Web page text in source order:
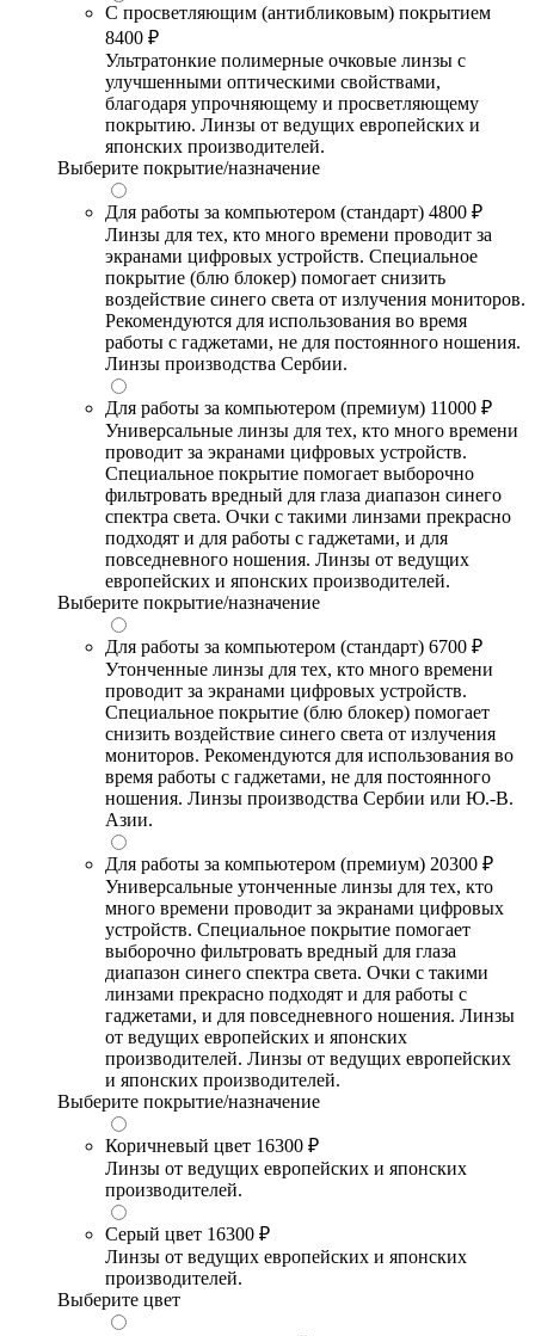
С просветляющим (антибликовым) покрытием
8400 ₽
Ультратонкие полимерные очковые линзы с
улучшенными оптическими свойствами,
благодаря упрочняющему и просветляющему
покрытию. Линзы от ведущих европейских и
японских производителей.
Выберите покрытие/назначение
Для работы за компьютером (стандарт) 4800 ₽
Линзы для тех, кто много времени проводит за
экранами цифровых устройств. Специальное
покрытие (блю блокер) помогает снизить
воздействие синего света от излучения мониторов.
Рекомендуются для использования во время
работы с гаджетами, не для постоянного ношения.
Линзы производства Сербии.
Для работы за компьютером (премиум) 11000 ₽
Универсальные линзы для тех, кто много времени
проводит за экранами цифровых устройств.
Специальное покрытие помогает выборочно
фильтровать вредный для глаза диапазон синего
спектра света. Очки с такими линзами прекрасно
подходят и для работы с гаджетами, и для
повседневного ношения. Линзы от ведущих
европейских и японских производителей.
Выберите покрытие/назначение
Для работы за компьютером (стандарт) 6700 ₽
Утонченные линзы для тех, кто много времени
проводит за экранами цифровых устройств.
Специальное покрытие (блю блокер) помогает
снизить воздействие синего света от излучения
мониторов. Рекомендуются для использования во
время работы с гаджетами, не для постоянного
ношения. Линзы производства Сербии или Ю.-В.
Азии.
Для работы за компьютером (премиум) 20300 ₽
Универсальные утонченные линзы для тех, кто
много времени проводит за экранами цифровых
устройств. Специальное покрытие помогает
выборочно фильтровать вредный для глаза
диапазон синего спектра света. Очки с такими
линзами прекрасно подходят и для работы с
гаджетами, и для повседневного ношения. Линзы
от ведущих европейских и японских
производителей. Линзы от ведущих европейских
и японских производителей.
Выберите покрытие/назначение
Коричневый цвет 16300 ₽
Линзы от ведущих европейских и японских
производителей.
Серый цвет 16300 ₽
Линзы от ведущих европейских и японских
производителей.
Выберите цвет